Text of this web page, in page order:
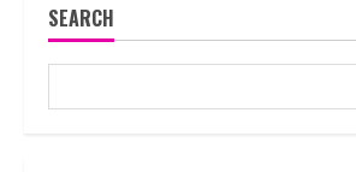
Z
Menganggur
SEARCH